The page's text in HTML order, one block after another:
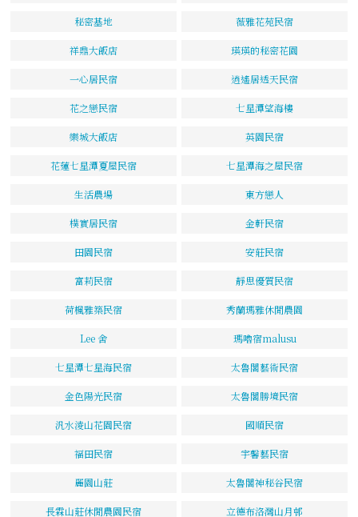
秘密基地 薇雅花苑民宿
祥鼎大飯店 瑛瑛的秘密花園
一心居民宿 逍遙居透天民宿
花之戀民宿 七星潭望海樓
樂城大飯店 英園民宿
花蓮七星潭夏屋民宿 七星潭海之屋民宿
生活農場 東方戀人
樸實居民宿 金軒民宿
田園民宿 安莊民宿
富莉民宿 靜思優質民宿
荷楓雅築民宿 秀蘭瑪雅休閒農園
Lee 舍 瑪嚕宿malusu
七星潭七星海民宿 太魯閣藝術民宿
金色陽光民宿 太魯閣勝境民宿
汎水淩山花園民宿 國順民宿
福田民宿 宇馨藝民宿
麗園山莊 太魯閣神秘谷民宿
長霖山莊休閒農園民宿 立德布洛灣山月邨